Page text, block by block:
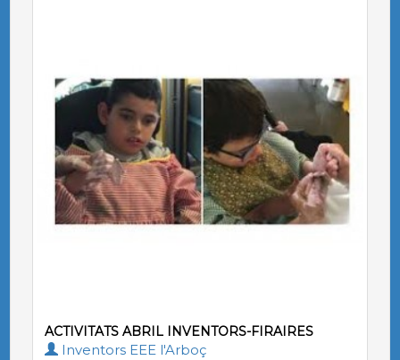
ACTIVITATS ABRIL INVENTORS-FIRAIRES
Inventors EEE l'Arboç